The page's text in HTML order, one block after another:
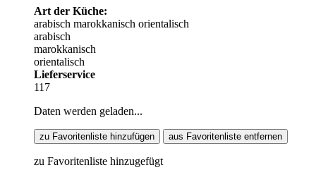
Art der Küche:
arabisch marokkanisch orientalisch
arabisch
marokkanisch
orientalisch
Lieferservice
117
Daten werden geladen...
zu Favoritenliste hinzufügen aus Favoritenliste entfernen
zu Favoritenliste hinzugefügt